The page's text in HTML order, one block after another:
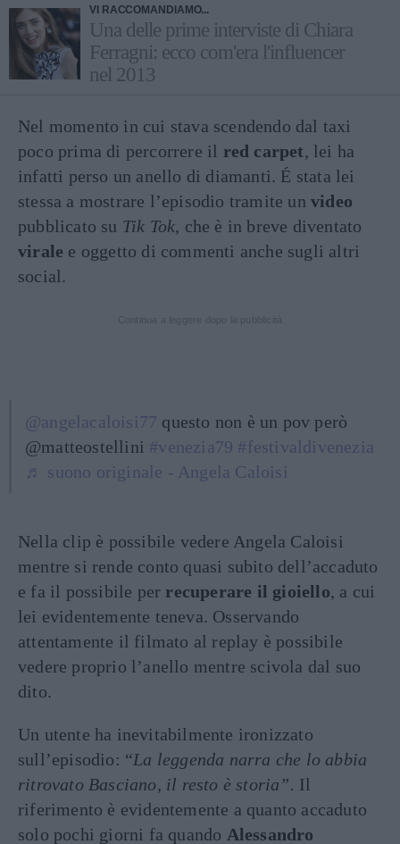
VI RACCOMANDIAMO...
Una delle prime interviste di Chiara
Ferragni: ecco com'era l'influencer
nel 2013
Nel momento in cui stava scendendo dal taxi
poco prima di percorrere il red carpet, lei ha
infatti perso un anello di diamanti. É stata lei
stessa a mostrare l’episodio tramite unvideo
pubblicato su Tik Tok, che è in breve diventato
virale e oggetto di commenti anche sugli altri
social.
@angelacaloisi77 questo non è un pov però
@matteostellini #venezia79 #festivaldivenezia
♬ suono originale - Angela Caloisi
Nella clip è possibile vedere Angela Caloisi
mentre si rende conto quasi subito dell’accaduto
e fa il possibile per recuperare il gioiello, a cui
lei evidentemente teneva. Osservando
attentamente il filmato al replay è possibile
vedere proprio l’anello mentre scivola dal suo
dito.
Un utente ha inevitabilmente ironizzato
sull’episodio: “La leggenda narra che lo abbia
ritrovato Basciano, il resto è storia”. Il
riferimento è evidentemente a quanto accaduto
solo pochi giorni fa quando Alessandro